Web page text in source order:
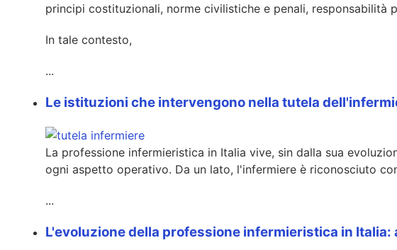
principi costituzionali, norme civilistiche e penali, responsabilità
In tale contesto,
...
Le istituzioni che intervengono nella tutela
La professione infermieristica in Italia vive, sin dalla sua
ogni aspetto operativo. Da un lato, l'infermiere è riconosciuto
...
L'evoluzione della professione infermieristica in